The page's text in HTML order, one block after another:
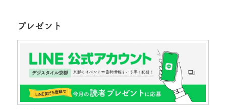
プレゼント